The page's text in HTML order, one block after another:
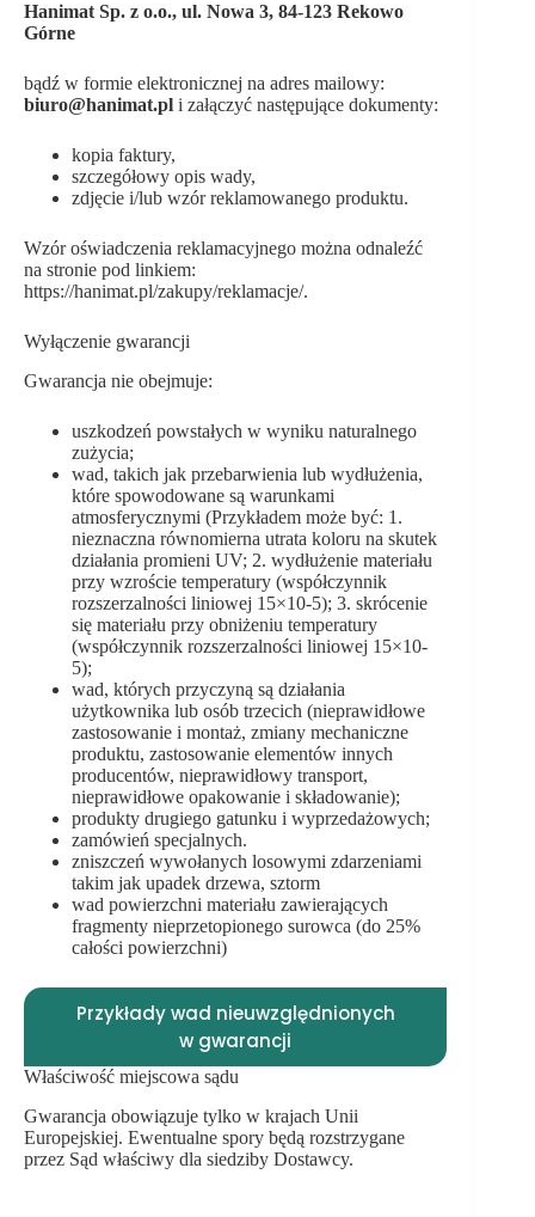
Hanimat Sp. z o.o., ul. Nowa 3, 84-123 Rekowo
Górne
bądź w formie elektronicznej na adres mailowy:
biuro@hanimat.pl i załączyć następujące dokumenty:
kopia faktury,
szczegółowy opis wady,
zdjęcie i/lub wzór reklamowanego produktu.
Wzór oświadczenia reklamacyjnego można odnaleźć
na stronie pod linkiem:
https://hanimat.pl/zakupy/reklamacje/.
Wyłączenie gwarancji
Gwarancja nie obejmuje:
uszkodzeń powstałych w wyniku naturalnego
zużycia;
wad, takich jak przebarwienia lub wydłużenia,
które spowodowane są warunkami
atmosferycznymi (Przykładem może być: 1.
nieznaczna równomierna utrata koloru na skutek
działania promieni UV; 2. wydłużenie materiału
przy wzroście temperatury (współczynnik
rozszerzalności liniowej 15×10-5); 3. skrócenie
się materiału przy obniżeniu temperatury
(współczynnik rozszerzalności liniowej 15×10-
5);
wad, których przyczyną są działania
użytkownika lub osób trzecich (nieprawidłowe
zastosowanie i montaż, zmiany mechaniczne
produktu, zastosowanie elementów innych
producentów, nieprawidłowy transport,
nieprawidłowe opakowanie i składowanie);
produkty drugiego gatunku i wyprzedażowych;
zamówień specjalnych.
zniszczeń wywołanych losowymi zdarzeniami
takim jak upadek drzewa, sztorm
wad powierzchni materiału zawierających
fragmenty nieprzetopionego surowca (do 25%
całości powierzchni)
Przykłady wad nieuwzględnionych
w gwarancji
Właściwość miejscowa sądu
Gwarancja obowiązuje tylko w krajach Unii
Europejskiej. Ewentualne spory będą rozstrzygane
przez Sąd właściwy dla siedziby Dostawcy.